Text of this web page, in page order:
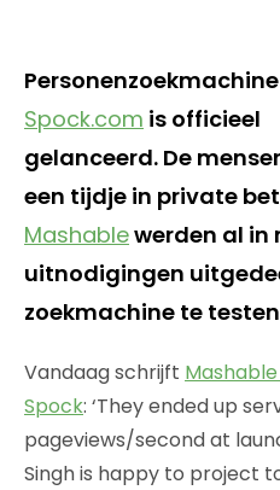
Personenzoekmachine
Spock.com is officieel
gelanceerd. De
een tijdje in private
Mashablewerden al in
uitnodigingen
zoekmachine te
Vandaag schrijft
Spock: ‘They ended up
pageviews/second at
Singh is happy to project